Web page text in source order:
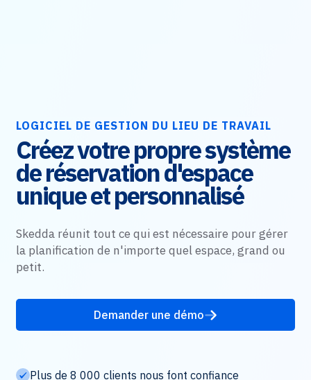
LOGICIEL DE GESTION DU LIEU DE TRAVAIL
Créez votre propre système
de réservation d'espace
unique et personnalisé
Skedda réunit tout ce qui est nécessaire pour gérer
la planification de n'importe quel espace, grand ou
petit.
Demander une démo
Plus de 8 000 clients nous font confiance